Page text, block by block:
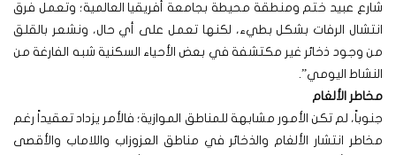
شارع عبيد ختم ومنطقة محيطة بجامعة أفريقيا العالمية؛ وتعمل فرق
انتشال الرفات بشكل بطيء، لكنها تعمل على أي حال، ونشعر بالقلق
من وجود ذخائر غير مكتشفة في بعض الأحياء السكنية شبه الفارغة من
النشاط اليومي”.
مخاطر الألغام
جنوباً، لم تكن الأمور مشابهة للمناطق الموازية؛ فالأمر يزداد تعقيداً رغم
مخاطر انتشار الألغام والذخائر في مناطق العزوزاب واللاماب والأقصى